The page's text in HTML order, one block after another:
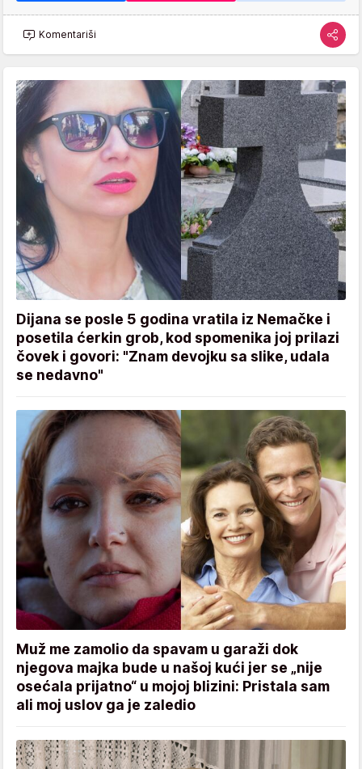
Komentariši
Dijana se posle 5 godina vratila iz Nemačke i
posetila ćerkin grob, kod spomenika joj prilazi
čovek i govori: "Znam devojku sa slike, udala
se nedavno"
Muž me zamolio da spavam u garaži dok
njegova majka bude u našoj kući jer se „nije
osećala prijatno“ u mojoj blizini: Pristala sam
ali moj uslov ga je zaledio